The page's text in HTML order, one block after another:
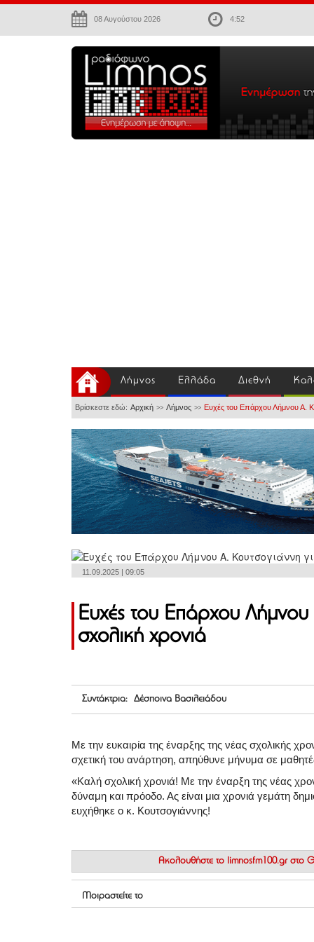
08 Αυγούστου 2026 4:52
Λήμνος Ελλάδα Διεθνή
Βρίσκεστε εδώ: Αρχική >> Λήμνος >> Ευχές του Επάρχου Λήμνου Α.
11.09.2025 | 09:05
Ευχές του Επάρχου Λήμνου
σχολική χρονιά
Συντάκτρια: Δέσποινα Βασιλειάδου
Με την ευκαιρία της έναρξης της νέας σχολικής
σχετική του ανάρτηση, απηύθυνε μήνυμα σε
«Καλή σχολική χρονιά! Με την έναρξη της νέας
δύναμη και πρόοδο. Ας είναι μια χρονιά γεμάτη
ευχήθηκε ο κ. Κουτσογιάννης!
Ακολουθήστε το limnosfm100.gr στο
Μοιραστείτε το